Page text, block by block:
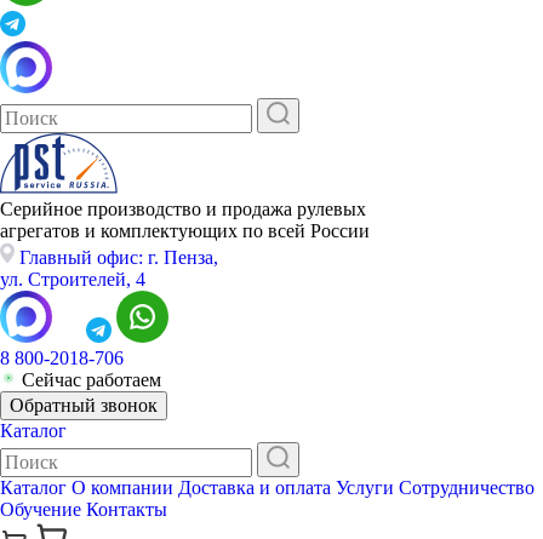
Серийное производство и продажа рулевых
агрегатов и комплектующих по всей России
Главный офис: г. Пенза,
ул. Строителей, 4
8 800-2018-706
Сейчас работаем
Обратный звонок
Каталог
Каталог О компании Доставка и оплата Услуги Сотрудничество
Обучение Контакты